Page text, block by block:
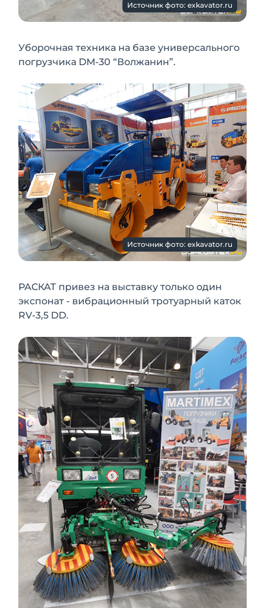
Источник фото: exkavator.ru
Уборочная техника на базе универсального
погрузчика DM-30 “Волжанин”.
Источник фото: exkavator.ru
РАСКАТ привез на выставку только один
экспонат - вибрационный тротуарный каток
RV-3,5 DD.